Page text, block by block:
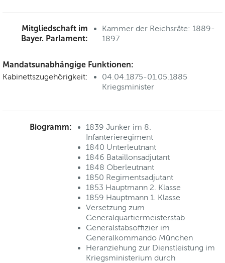
Mitgliedschaft im
Bayer. Parlament:
Kammer der Reichsräte: 1889-
1897
Mandatsunabhängige Funktionen:
Kabinettszugehörigkeit:
04.04.1875-01.05.1885
Kriegsminister
Biogramm:
1839 Junker im 8.
Infanterieregiment
1840 Unterleutnant
1846 Bataillonsadjutant
1848 Oberleutnant
1850 Regimentsadjutant
1853 Hauptmann 2. Klasse
1859 Hauptmann 1. Klasse
Versetzung zum
Generalquartiermeisterstab
Generalstabsoffizier im
Generalkommando München
Heranziehung zur Dienstleistung im
Kriegsministerium durch